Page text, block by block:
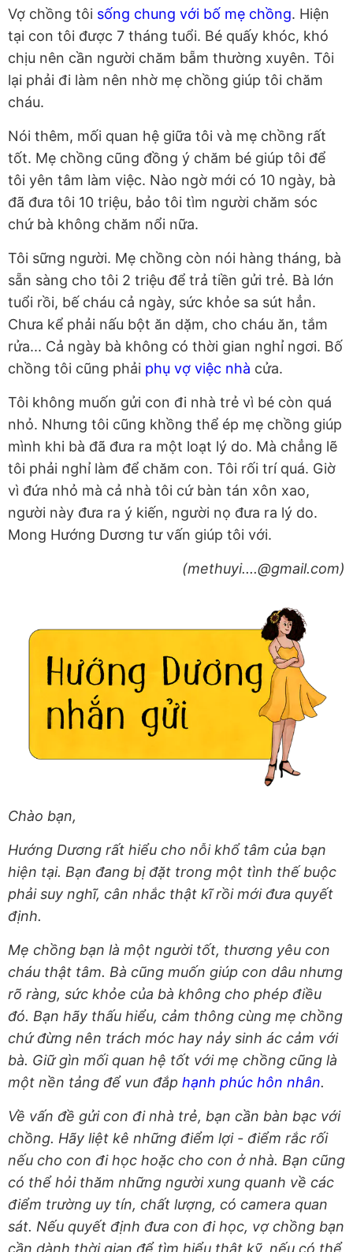
Vợ chồng tôi sống chung với bố mẹ chồng. Hiện
tại con tôi được 7 tháng tuổi. Bé quấy khóc, khó
chịu nên cần người chăm bẵm thường xuyên. Tôi
lại phải đi làm nên nhờ mẹ chồng giúp tôi chăm
cháu.
Nói thêm, mối quan hệ giữa tôi và mẹ chồng rất
tốt. Mẹ chồng cũng đồng ý chăm bé giúp tôi để
tôi yên tâm làm việc. Nào ngờ mới có 10 ngày, bà
đã đưa tôi 10 triệu, bảo tôi tìm người chăm sóc
chứ bà không chăm nổi nữa.
Tôi sững người. Mẹ chồng còn nói hàng tháng, bà
sẵn sàng cho tôi 2 triệu để trả tiền gửi trẻ. Bà lớn
tuổi rồi, bế cháu cả ngày, sức khỏe sa sút hẳn.
Chưa kể phải nấu bột ăn dặm, cho cháu ăn, tắm
rửa... Cả ngày bà không có thời gian nghỉ ngơi. Bố
chồng tôi cũng phải phụ vợ việc nhà cửa.
Tôi không muốn gửi con đi nhà trẻ vì bé còn quá
nhỏ. Nhưng tôi cũng khồng thể ép mẹ chồng giúp
mình khi bà đã đưa ra một loạt lý do. Mà chẳng lẽ
tôi phải nghỉ làm để chăm con. Tôi rối trí quá. Giờ
vì đứa nhỏ mà cả nhà tôi cứ bàn tán xôn xao,
người này đưa ra ý kiến, người nọ đưa ra lý do.
Mong Hướng Dương tư vấn giúp tôi với.
(methuyi....@gmail.com)
Chào bạn,
Hướng Dương rất hiểu cho nỗi khổ tâm của bạn
hiện tại. Bạn đang bị đặt trong một tình thế buộc
phải suy nghĩ, cân nhắc thật kĩ rồi mới đưa quyết
định.
Mẹ chồng bạn là một người tốt, thương yêu con
cháu thật tâm. Bà cũng muốn giúp con dâu nhưng
rõ ràng, sức khỏe của bà không cho phép điều
đó. Bạn hãy thấu hiểu, cảm thông cùng mẹ chồng
chứ đừng nên trách móc hay nảy sinh ác cảm với
bà. Giữ gìn mối quan hệ tốt với mẹ chồng cũng là
một nền tảng để vun đắp hạnh phúc hôn nhân.
Về vấn đề gửi con đi nhà trẻ, bạn cần bàn bạc với
chồng. Hãy liệt kê những điểm lợi - điểm rắc rối
nếu cho con đi học hoặc cho con ở nhà. Bạn cũng
có thể hỏi thăm những người xung quanh về các
điểm trường uy tín, chất lượng, có camera quan
sát. Nếu quyết định đưa con đi học, vợ chồng bạn
cần dành thời gian để tìm hiểu thật kỹ, nếu có thể